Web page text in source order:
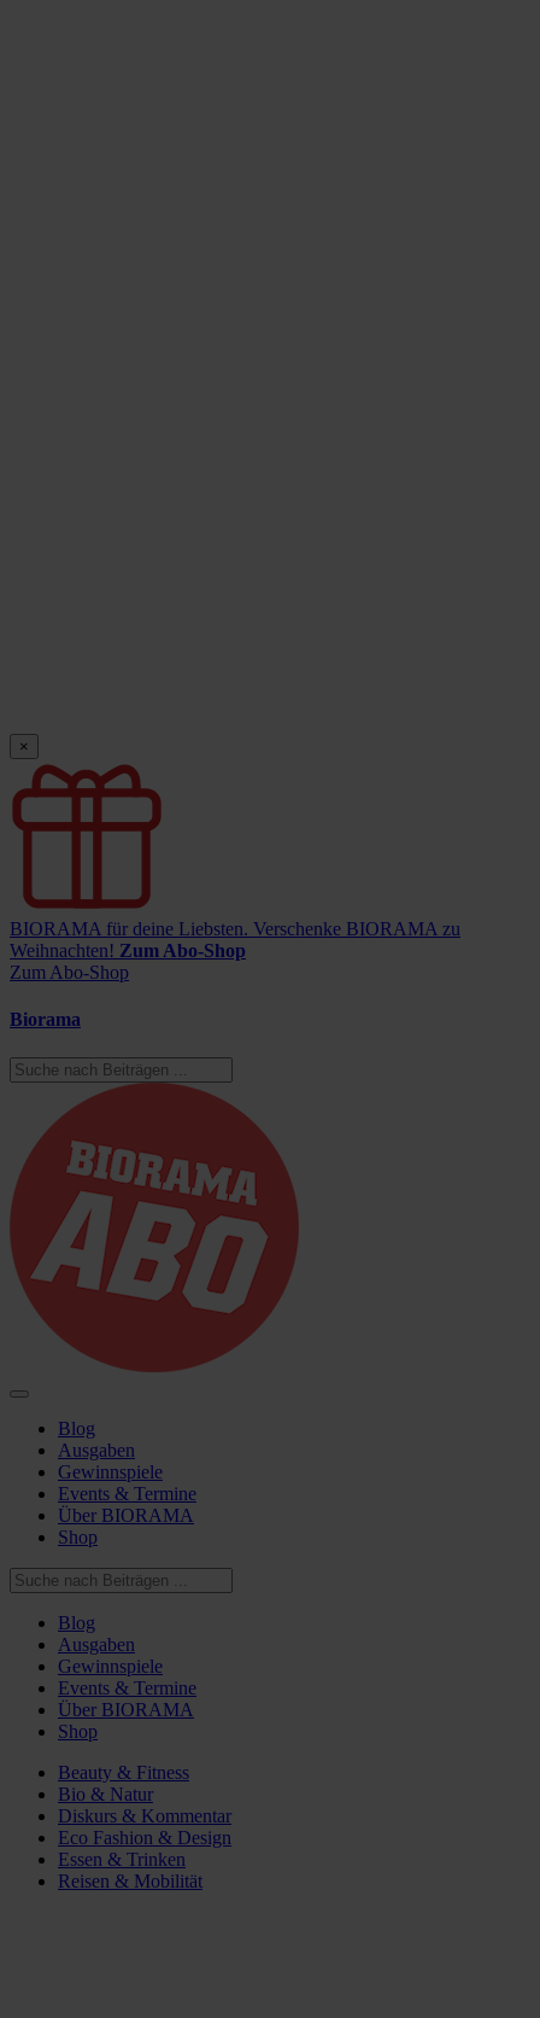
×
BIORAMA für deine Liebsten. Verschenke BIORAMA zu
Weihnachten! Zum Abo-Shop
Zum Abo-Shop
Biorama
Blog
Ausgaben
Gewinnspiele
Events & Termine
Über BIORAMA
Shop
Blog
Ausgaben
Gewinnspiele
Events & Termine
Über BIORAMA
Shop
Beauty & Fitness
Bio & Natur
Diskurs & Kommentar
Eco Fashion & Design
Essen & Trinken
Reisen & Mobilität